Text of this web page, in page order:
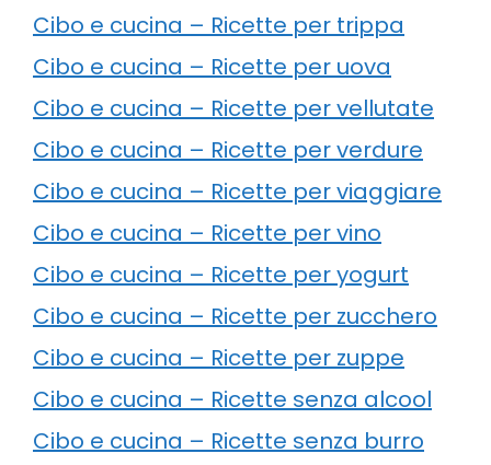
Cibo e cucina – Ricette per trippa
Cibo e cucina – Ricette per uova
Cibo e cucina – Ricette per vellutate
Cibo e cucina – Ricette per verdure
Cibo e cucina – Ricette per viaggiare
Cibo e cucina – Ricette per vino
Cibo e cucina – Ricette per yogurt
Cibo e cucina – Ricette per zucchero
Cibo e cucina – Ricette per zuppe
Cibo e cucina – Ricette senza alcool
Cibo e cucina – Ricette senza burro